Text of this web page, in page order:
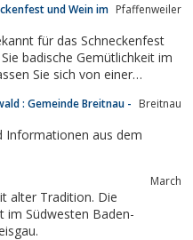
und Wein im Pfaffenweiler
für das Schneckenfest
badische Gemütlichkeit im
Sie sich von einer
: Gemeinde Breitnau - Breitnau
Informationen aus dem
March
alter Tradition. Die
im Südwesten Baden-
Breisgau.